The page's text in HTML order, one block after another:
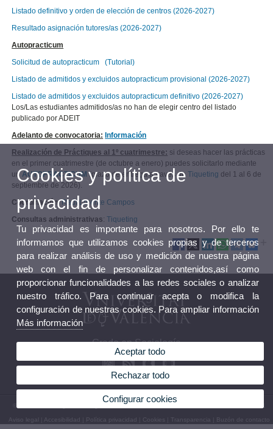
Listado definitivo y orden de elección de centros (2026-2027)
Resultado asignación tutores/as (2026-2027)
Autopracticum
Solicitud de autopracticum
(Tutorial)
Listado de admitidos y excluidos autopracticum provisional (2026-2027)
Listado de admitidos y excluidos autopracticum definitivo (2026-2027)
Los/Las estudiantes admitidos/as no han de elegir centro del listado
publicado por ADEIT
Adelanto de convocatoria: Información
Realización de Práctiques al 1º cuatrimestre: si deseas hacer las prácticas
en el primer cuatrimestre (de octubre a enero) puedes solicitarlo mediante
unAUTOPRACTICUM (plazo de entrega a través deTiqueting del 1 al 6 de
septiembre de 2026).
CoordinaciónRaúl Lorente Campos
Consultas administrativas:Tiqueting
Grado en Sociología
© 2026 UV. - Avinguda Tarongers, 4b 46021 València. Tel.: 96 3828500 Fax: 96 3828501
Aviso legal |Accesibilidad Política privacidad Cookies Transparencia Buzón de contacto
Cookies y política de
privacidad
Tu privacidad es importante para nosotros. Por ello te
informamos que utilizamos cookies propias y de terceros
para realizar análisis de uso y medición de nuestra página
web con el fin de personalizar contenidos,así como
proporcionar funcionalidades a las redes sociales o analizar
nuestro tráfico. Para continuar acepta o modifica la
configuración de nuestras cookies. Para ampliar información
Más información
Aceptar todo
Rechazar todo
Configurar cookies